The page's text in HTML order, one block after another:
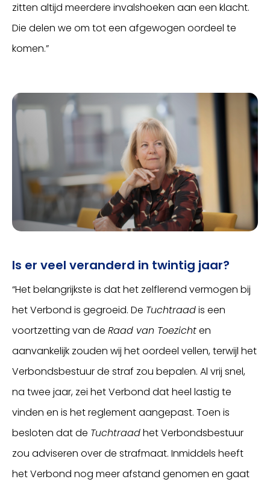
zitten altijd meerdere invalshoeken aan een klacht.
Die delen we om tot een afgewogen oordeel te
komen.”
Is er veel veranderd in twintig jaar?
“Het belangrijkste is dat het zelflerend vermogen bij
het Verbond is gegroeid. De Tuchtraadis een
voortzetting van de Raad van Toezichten
aanvankelijk zouden wij het oordeel vellen, terwijl het
Verbondsbestuur de straf zou bepalen. Al vrij snel,
na twee jaar, zei het Verbond dat heel lastig te
vinden en is het reglement aangepast. Toen is
besloten dat de Tuchtraadhet Verbondsbestuur
zou adviseren over de strafmaat. Inmiddels heeft
het Verbond nog meer afstand genomen en gaat